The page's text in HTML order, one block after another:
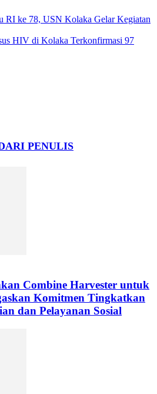
RI ke 78, USN Kolaka Gelar Kegiatan
HIV di Kolaka Terkonfirmasi 97
PENULIS
Combine Harvester untuk
Komitmen Tingkatkan
dan Pelayanan Sosial